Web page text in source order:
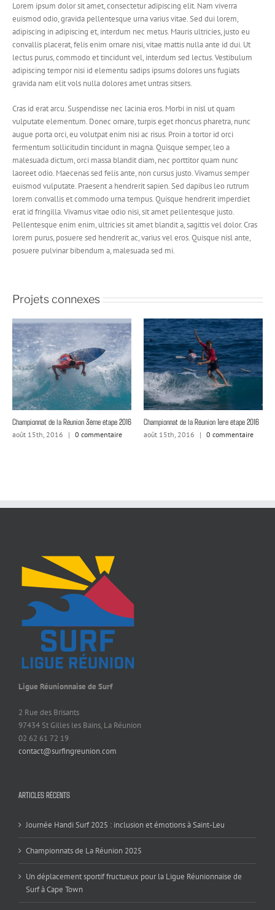
Lorem ipsum dolor sit amet, consectetur adipiscing elit. Nam viverra
euismod odio, gravida pellentesque urna varius vitae. Sed dui lorem,
adipiscing in adipiscing et, interdum nec metus. Mauris ultricies, justo eu
convallis placerat, felis enim ornare nisi, vitae mattis nulla ante id dui. Ut
lectus purus, commodo et tincidunt vel, interdum sed lectus. Vestibulum
adipiscing tempor nisi id elementu sadips ipsums dolores uns fugiats
gravida nam elit vols nulla dolores amet untras sitsers.
Cras id erat arcu. Suspendisse nec lacinia eros. Morbi in nisl ut quam
vulputate elementum. Donec ornare, turpis eget rhoncus pharetra, nunc
augue porta orci, eu volutpat enim nisi ac risus. Proin a tortor id orci
fermentum sollicitudin tincidunt in magna. Quisque semper, leo a
malesuada dictum, orci massa blandit diam, nec porttitor quam nunc
laoreet odio. Maecenas sed felis ante, non cursus justo. Vivamus semper
euismod vulputate. Praesent a hendrerit sapien. Sed dapibus leo rutrum
lorem convallis et commodo urna tempus. Quisque hendrerit imperdiet
erat id fringilla. Vivamus vitae odio nisi, sit amet pellentesque justo.
Pellentesque enim enim, ultricies sit amet blandit a, sagittis vel dolor. Cras
lorem purus, posuere sed hendrerit ac, varius vel eros. Quisque nisl ante,
posuere pulvinar bibendum a, malesuada sed mi.
Projets connexes
Championnat de la Réunion 3ème étape 2016
août 15th, 2016 | 0 commentaire
Championnat de la Réunion 1ere étape 2016
août 15th, 2016 | 0 commentaire
Ligue Réunionnaise de Surf
2 Rue des Brisants
97434 St Gilles les Bains, La Réunion
02 62 61 72 19
contact@surfingreunion.com
ARTICLES RÉCENTS
Journée Handi Surf 2025 : inclusion et émotions à Saint-Leu
Championnats de La Réunion 2025
Un déplacement sportif fructueux pour la Ligue Réunionnaise de
Surf à Cape Town